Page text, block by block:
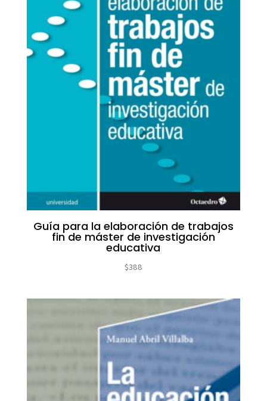
Guía para la elaboración de trabajos
fin de máster de investigación
educativa
$388